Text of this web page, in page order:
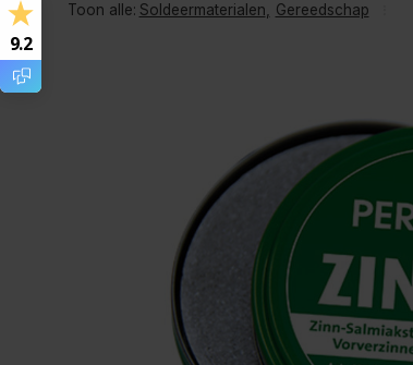
Toon alle: Soldeermaterialen Gereedschap
9.2